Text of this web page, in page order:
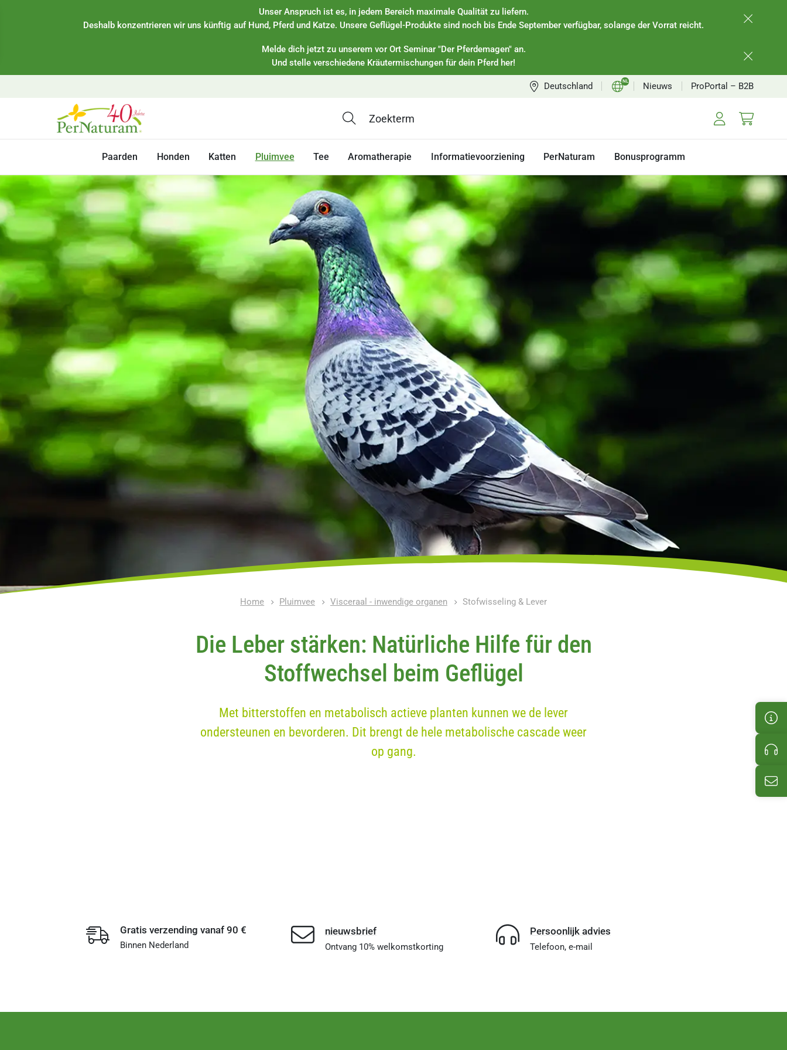
Unser Anspruch ist es, in jedem Bereich maximale Qualität zu liefern.
Deshalb konzentrieren wir uns künftig auf Hund, Pferd und Katze. Unsere Geflügel-Produkte sind noch bis Ende September verfügbar, solange der Vorrat reicht.
Melde dich jetzt zu unserem vor Ort Seminar "Der Pferdemagen" an.
Und stelle verschiedene Kräutermischungen für dein Pferd her!
Deutschland NL Nieuws ProPortal – B2B
Paarden Honden Katten Pluimvee Tee Aromatherapie Informatievoorziening PerNaturam Bonusprogramm
Home Pluimvee Visceraal - inwendige organen Stofwisseling & Lever
Die Leber stärken: Natürliche Hilfe für den
Stoffwechsel beim Geflügel
Met bitterstoffen en metabolisch actieve planten kunnen we de lever
ondersteunen en bevorderen. Dit brengt de hele metabolische cascade weer
op gang.
E-
Gratis verzending vanaf 90 €
Binnen Nederland
nieuwsbrief
Ontvang 10% welkomstkorting
Persoonlijk advies
Telefoon, e-mail